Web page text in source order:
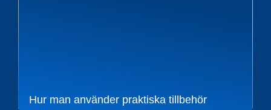
Hur man använder praktiska tillbehör